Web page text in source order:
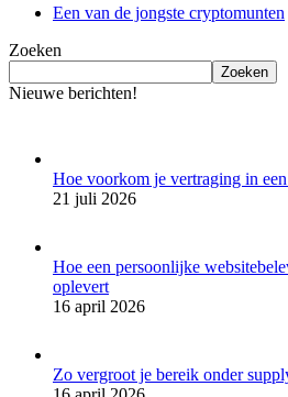
Een van de jongste cryptomunten
Zoeken
Zoeken
Nieuwe berichten!
Hoe voorkom je vertraging in
21 juli 2026
Hoe een persoonlijke
oplevert
16 april 2026
Zo vergroot je bereik onder